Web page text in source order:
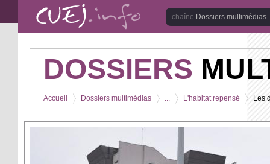
Aller au contenu principal
Dossiers multimédias
DOSSIERS
Vous êtes ici
Accueil
>
Dossiers multimédias
>
...
>
L'habitat repensé
>
Les